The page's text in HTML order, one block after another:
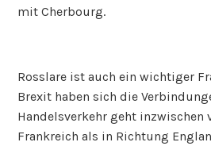
mit Cherbourg.
Rosslare ist auch ein wichtiger
Brexit haben sich die
Handelsverkehr geht inzwischen
Frankreich als in Richtung